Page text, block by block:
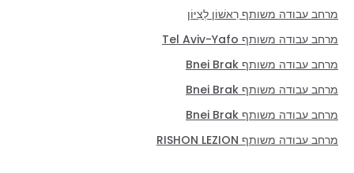
מרחב עבודה משותף רִאשׁוֹן לְצִיּוֹן
מרחב עבודה משותף Tel Aviv-Yafo
מרחב עבודה משותף Bnei Brak
מרחב עבודה משותף Bnei Brak
מרחב עבודה משותף Bnei Brak
מרחב עבודה משותף RISHON LEZION